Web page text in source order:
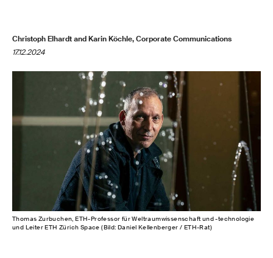
Christoph Elhardt and Karin Köchle, Corporate Communications
17.12.2024
Thomas Zurbuchen, ETH-Professor für Weltraumwissenschaft und -technologie
und Leiter ETH Zürich Space (Bild: Daniel Kellenberger / ETH-Rat)